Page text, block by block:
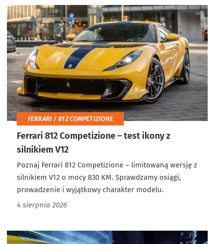
FERRARI / 812 COMPETIZIONE
Ferrari 812 Competizione – test ikony z
silnikiem V12
Poznaj Ferrari 812 Competizione – limitowaną wersję z
silnikiem V12 o mocy 830 KM. Sprawdzamy osiągi,
prowadzenie i wyjątkowy charakter modelu.
4 sierpnia 2026